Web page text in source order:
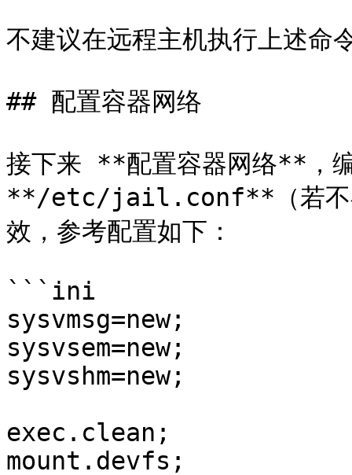
不建议在远程主机执行上述命
## 配置容器网络
接下来 **配置容器网络**
**/etc/jail.conf**（若不存
效，参考配置如下：
```ini
sysvmsg=new;
sysvsem=new;
sysvshm=new;
exec.clean;
mount.devfs;